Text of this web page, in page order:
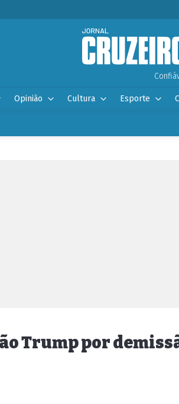
Opinião Cultura Esporte
Trump por